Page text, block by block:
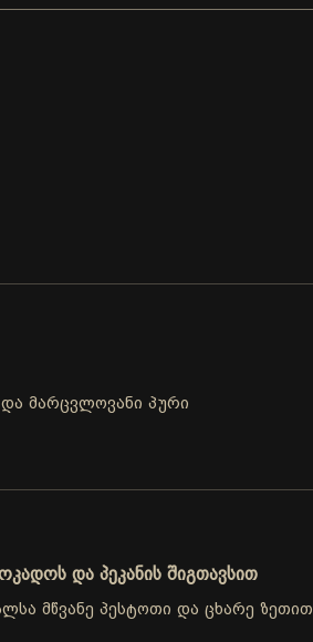
მარცვლოვანი პური
და პეკანის შიგთავსით
მწვანე პესტოთი და ცხარე ზეთით